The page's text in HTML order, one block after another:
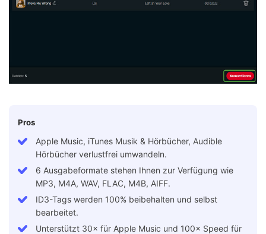
Pros
Apple Music, iTunes Musik & Hörbücher, Audible
Hörbücher verlustfrei umwandeln.
6 Ausgabeformate stehen Ihnen zur Verfügung wie
MP3, M4A, WAV, FLAC, M4B, AIFF.
ID3-Tags werden 100% beibehalten und selbst
bearbeitet.
Unterstützt 30× für Apple Music und 100× Speed für